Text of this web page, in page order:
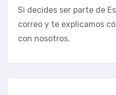
Si decides ser parte de
correo y te explicamos
con nosotros.